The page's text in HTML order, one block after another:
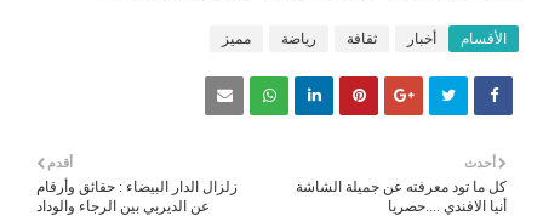
الأقسام أخبار ثقافة رياضة مميز
أحدث
كل ما تود معرفته عن جميلة الشاشة
أنيا الافندي ....حصريا
أقدم
زلزال الدار البيضاء : حقائق وأرقام
عن الديربي بين الرجاء والوداد